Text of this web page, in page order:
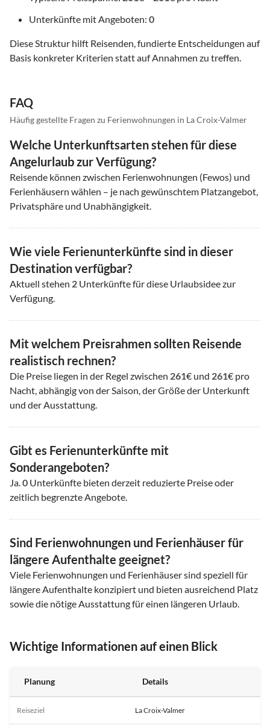
Unterkünfte mit Angeboten: 0
Diese Struktur hilft Reisenden, fundierte Entscheidungen auf
Basis konkreter Kriterien statt auf Annahmen zu treffen.
FAQ
Häufig gestellte Fragen zu Ferienwohnungen in La Croix-Valmer
Welche Unterkunftsarten stehen für diese
Angelurlaub zur Verfügung?
Reisende können zwischen Ferienwohnungen (Fewos) und
Ferienhäusern wählen – je nach gewünschtem Platzangebot,
Privatsphäre und Unabhängigkeit.
Wie viele Ferienunterkünfte sind in dieser
Destination verfügbar?
Aktuell stehen 2 Unterkünfte für diese Urlaubsidee zur
Verfügung.
Mit welchem Preisrahmen sollten Reisende
realistisch rechnen?
Die Preise liegen in der Regel zwischen 261€ und 261€ pro
Nacht, abhängig von der Saison, der Größe der Unterkunft
und der Ausstattung.
Gibt es Ferienunterkünfte mit
Sonderangeboten?
Ja.0 Unterkünfte bieten derzeit reduzierte Preise oder
zeitlich begrenzte Angebote.
Sind Ferienwohnungen und Ferienhäuser für
längere Aufenthalte geeignet?
Viele Ferienwohnungen und Ferienhäuser sind speziell für
längere Aufenthalte konzipiert und bieten ausreichend Platz
sowie die nötige Ausstattung für einen längeren Urlaub.
Wichtige Informationen auf einen Blick
Planung Details
Reiseziel La Croix-Valmer